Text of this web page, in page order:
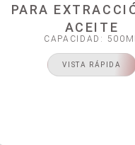
PARA
ACEITE
CAPACIDAD:
VISTA RÁPIDA